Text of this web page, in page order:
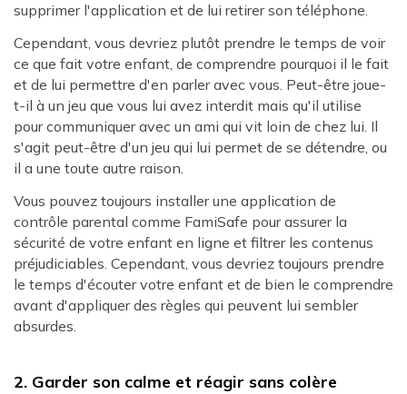
supprimer l'application et de lui retirer son téléphone.
Cependant, vous devriez plutôt prendre le temps de voir
ce que fait votre enfant, de comprendre pourquoi il le fait
et de lui permettre d'en parler avec vous. Peut-être joue-
t-il à un jeu que vous lui avez interdit mais qu'il utilise
pour communiquer avec un ami qui vit loin de chez lui. Il
s'agit peut-être d'un jeu qui lui permet de se détendre, ou
il a une toute autre raison.
Vous pouvez toujours installer une application de
contrôle parental comme FamiSafe pour assurer la
sécurité de votre enfant en ligne et filtrer les contenus
préjudiciables. Cependant, vous devriez toujours prendre
le temps d'écouter votre enfant et de bien le comprendre
avant d'appliquer des règles qui peuvent lui sembler
absurdes.
2. Garder son calme et réagir sans colère